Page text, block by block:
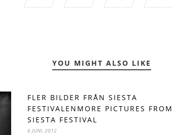
YOU MIGHT ALSO LIKE
FLER BILDER FRÅN SIESTA
FESTIVALENMORE PICTURES FROM
SIESTA FESTIVAL
6 JUNI, 2012